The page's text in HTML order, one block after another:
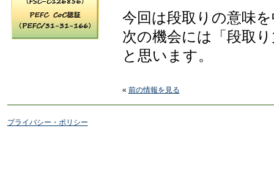
今回は段取りの意味
次の機会には「段取
と思います。
« 前の情報を見る
プライバシー・ポリシー